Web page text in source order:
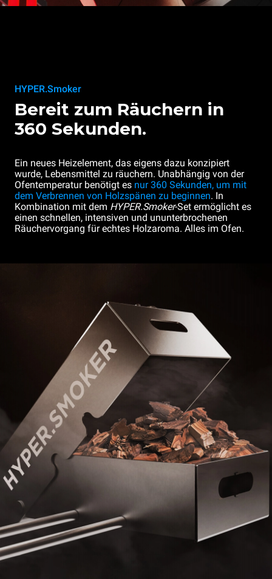
HYPER.Smoker
Bereit zum Räuchern in
360 Sekunden.
Ein neues Heizelement, das eigens dazu konzipiert
wurde, Lebensmittel zu räuchern. Unabhängig von der
Ofentemperatur benötigt es nur 360 Sekunden, um mit
dem Verbrennen von Holzspänen zu beginnen. In
Kombination mit dem HYPER.Smoker-Set ermöglicht es
einen schnellen, intensiven und ununterbrochenen
Räuchervorgang für echtes Holzaroma. Alles im Ofen.